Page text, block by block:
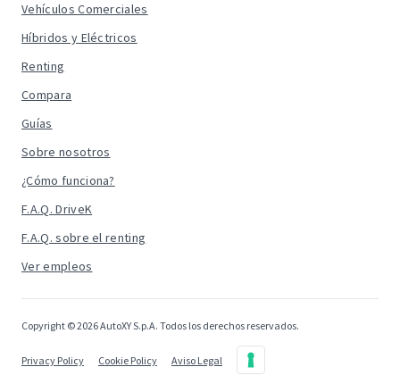
Vehículos Comerciales
Híbridos y Eléctricos
Renting
Compara
Guías
Sobre nosotros
¿Cómo funciona?
F.A.Q. DriveK
F.A.Q. sobre el renting
Ver empleos
Copyright © 2026 AutoXY S.p.A. Todos los derechos reservados.
Privacy Policy Cookie Policy Aviso Legal